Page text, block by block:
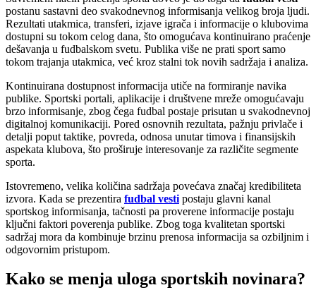
postanu sastavni deo svakodnevnog informisanja velikog broja ljudi.
Rezultati utakmica, transferi, izjave igrača i informacije o klubovima
dostupni su tokom celog dana, što omogućava kontinuirano praćenje
dešavanja u fudbalskom svetu. Publika više ne prati sport samo
tokom trajanja utakmica, već kroz stalni tok novih sadržaja i analiza.
Kontinuirana dostupnost informacija utiče na formiranje navika
publike. Sportski portali, aplikacije i društvene mreže omogućavaju
brzo informisanje, zbog čega fudbal postaje prisutan u svakodnevnoj
digitalnoj komunikaciji. Pored osnovnih rezultata, pažnju privlače i
detalji poput taktike, povreda, odnosa unutar timova i finansijskih
aspekata klubova, što proširuje interesovanje za različite segmente
sporta.
Istovremeno, velika količina sadržaja povećava značaj kredibiliteta
izvora. Kada se prezentira fudbal vesti postaju glavni kanal
sportskog informisanja, tačnosti pa proverene informacije postaju
ključni faktori poverenja publike. Zbog toga kvalitetan sportski
sadržaj mora da kombinuje brzinu prenosa informacija sa ozbiljnim i
odgovornim pristupom.
Kako se menja uloga sportskih novinara?